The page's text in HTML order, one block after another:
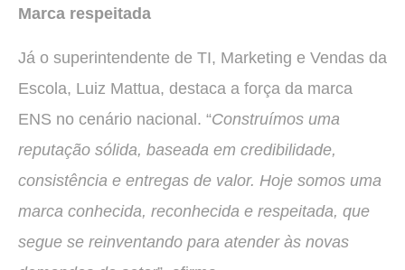
Marca respeitada
Já o superintendente de TI, Marketing e Vendas da
Escola, Luiz Mattua, destaca a força da marca
ENS no cenário nacional. “Construímos uma
reputação sólida, baseada em credibilidade,
consistência e entregas de valor. Hoje somos uma
marca conhecida, reconhecida e respeitada, que
segue se reinventando para atender às novas